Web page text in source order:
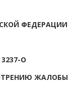
ФЕДЕРАЦИИ
О
ЖАЛОБЫ